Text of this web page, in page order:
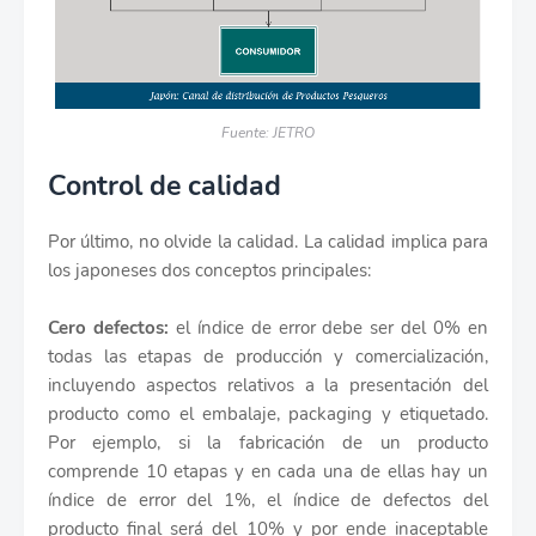
Fuente: JETRO
Control de calidad
Por último, no olvide la calidad. La calidad implica para
los japoneses dos conceptos principales:
Cero defectos: el índice de error debe ser del 0% en
todas las etapas de producción y comercialización,
incluyendo aspectos relativos a la presentación del
producto como el embalaje, packaging y etiquetado.
Por ejemplo, si la fabricación de un producto
comprende 10 etapas y en cada una de ellas hay un
índice de error del 1%, el índice de defectos del
producto final será del 10% y por ende inaceptable